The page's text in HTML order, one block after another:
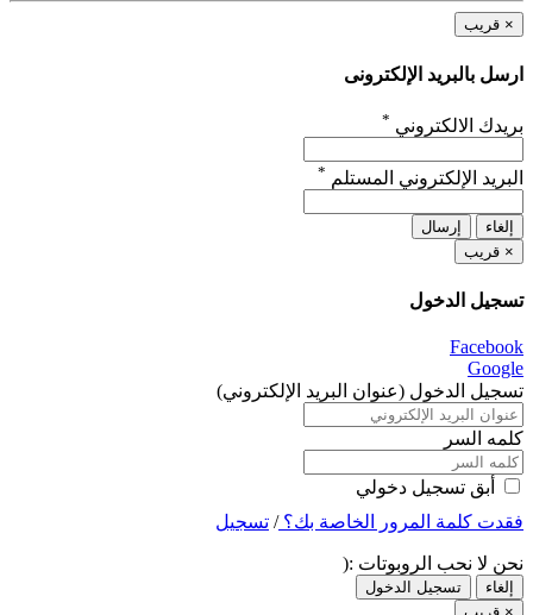
× قريب
ارسل بالبريد الإلكترونى
بريدك الالكتروني *
البريد الإلكتروني المستلم *
إلغاء
إرسال
× قريب
تسجيل الدخول
Facebook
Google
تسجيل الدخول (عنوان البريد الإلكتروني)
كلمه السر
أبق تسجيل دخولي
فقدت كلمة المرور الخاصة بك؟/ تسجيل
نحن لا نحب الروبوتات :(
إلغاء
تسجيل الدخول